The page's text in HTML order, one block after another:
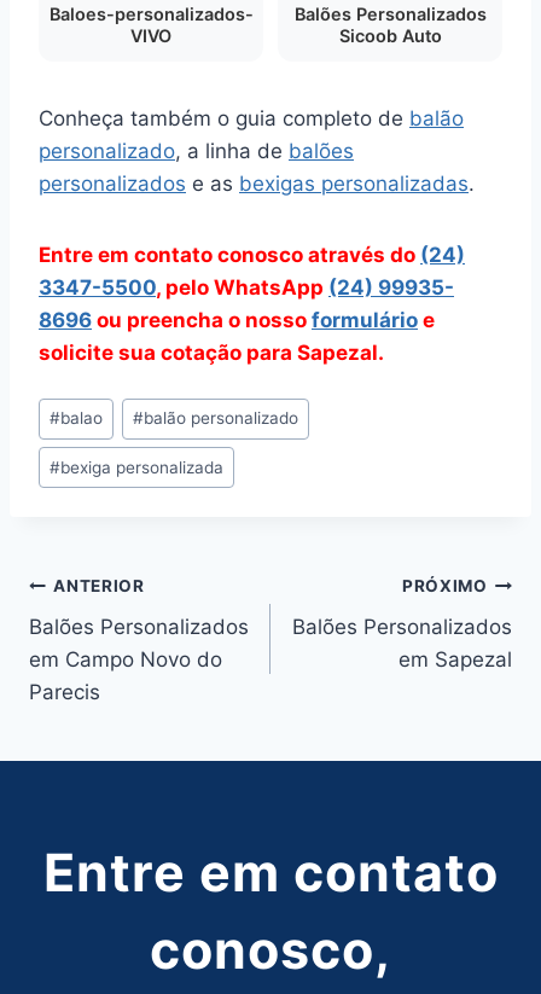
Baloes-personalizados-
VIVO
Balões Personalizados
Sicoob Auto
Conheça também o guia completo de balão
personalizado, a linha de balões
personalizados e as bexigas personalizadas.
Entre em contato conosco através do (24)
3347-5500, pelo WhatsApp (24) 99935-
8696 ou preencha o nosso formulário e
solicite sua cotação para Sapezal.
Tags
do
Post:
#balao #balão personalizado
#bexiga personalizada
Navegação
de
Post
ANTERIOR
Balões Personalizados
em Campo Novo do
Parecis
PRÓXIMO
Balões Personalizados
em Sapezal
Entre em contato
conosco,